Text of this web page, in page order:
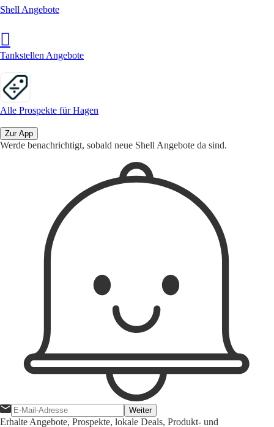
Shell Angebote
Tankstellen Angebote
Alle Prospekte für Hagen
Zur App
Werde benachrichtigt, sobald neue Shell Angebote da sind.
Weiter
Erhalte Angebote, Prospekte, lokale Deals, Produkt- und